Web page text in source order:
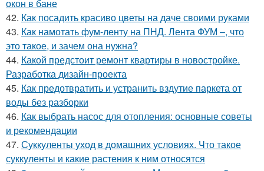
окон в бане
42. Как посадить красиво цветы на даче своими руками
43. Как намотать фум-ленту на ПНД. Лента ФУМ –, что
это такое, и зачем она нужна?
44. Какой предстоит ремонт квартиры в новостройке.
Разработка дизайн-проекта
45. Как предотвратить и устранить вздутие паркета от
воды без разборки
46. Как выбрать насос для отопления: основные советы
и рекомендации
47. Суккуленты уход в домашних условиях. Что такое
суккуленты и какие растения к ним относятся